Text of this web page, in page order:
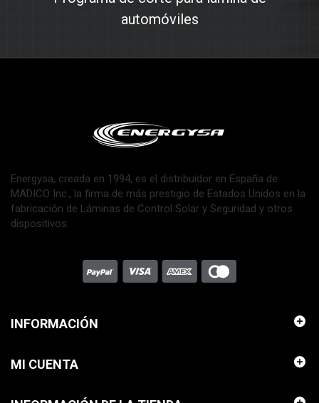
automóviles
Energysa, creada en 1994, es el distribuidor en España de
MADICO Inc., la firma de más prestigio de Estados Unidos en la
fabricación de Láminas de Control Solar y Seguridad y otros
dispositivos.
INFORMACIÓN
MI CUENTA